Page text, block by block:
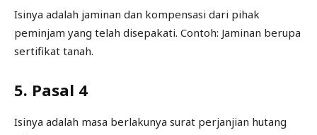
Isinya adalah jaminan dan kompensasi dari pihak
peminjam yang telah disepakati. Contoh: Jaminan berupa
sertifikat tanah.
5. Pasal 4
Isinya adalah masa berlakunya surat perjanjian hutang